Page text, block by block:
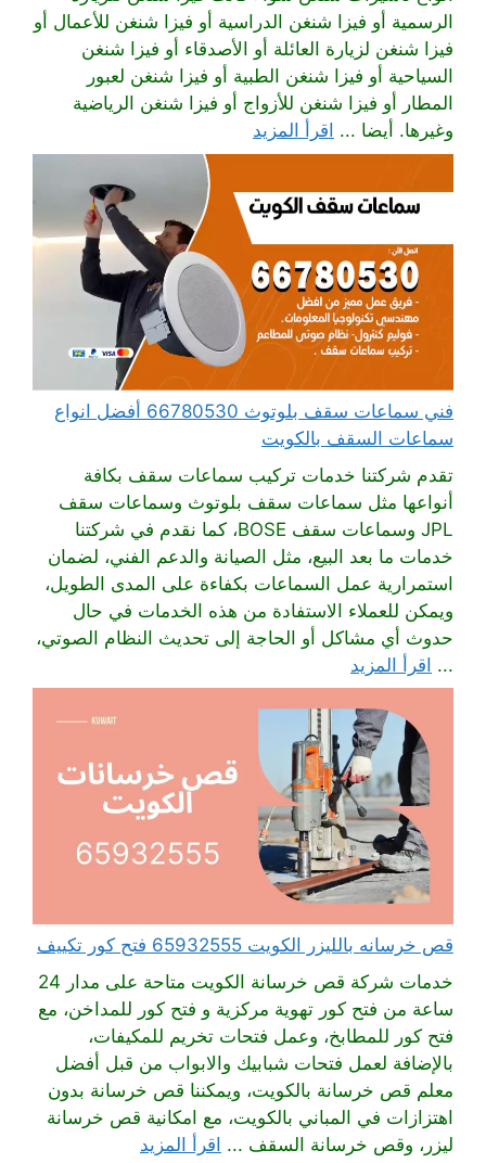
الرسمية أو فيزا شنغن الدراسية أو فيزا شنغن للأعمال أو
فيزا شنغن لزيارة العائلة أو الأصدقاء أو فيزا شنغن
السياحية أو فيزا شنغن الطبية أو فيزا شنغن لعبور
المطار أو فيزا شنغن للأزواج أو فيزا شنغن الرياضية
وغيرها. أيضا ... اقرأ المزيد
فني سماعات سقف بلوتوث 66780530 أفضل انواع
سماعات السقف بالكويت
تقدم شركتنا خدمات تركيب سماعات سقف بكافة
أنواعها مثل سماعات سقف بلوتوث وسماعات سقف
JPL وسماعات سقف BOSE، كما نقدم في شركتنا
خدمات ما بعد البيع، مثل الصيانة والدعم الفني، لضمان
استمرارية عمل السماعات بكفاءة على المدى الطويل،
ويمكن للعملاء الاستفادة من هذه الخدمات في حال
حدوث أي مشاكل أو الحاجة إلى تحديث النظام الصوتي،
... اقرأ المزيد
قص خرسانه بالليزر الكويت 65932555 فتح كور تكييف
خدمات شركة قص خرسانة الكويت متاحة على مدار 24
ساعة من فتح كور تهوية مركزية و فتح كور للمداخن، مع
فتح كور للمطابخ، وعمل فتحات تخريم للمكيفات،
بالإضافة لعمل فتحات شبابيك والابواب من قبل أفضل
معلم قص خرسانة بالكويت، ويمكننا قص خرسانة بدون
اهتزازات في المباني بالكويت، مع امكانية قص خرسانة
ليزر، وقص خرسانة السقف ... اقرأ المزيد